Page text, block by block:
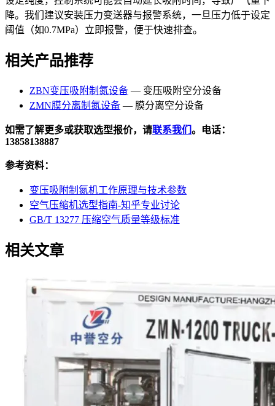
降。我们建议安装压力变送器与报警系统，一旦压力低于设定
阈值（如0.7MPa）立即报警，便于快速排查。
相关产品推荐
ZBN变压吸附制氮设备 — 变压吸附空分设备
ZMN膜分离制氮设备 — 膜分离空分设备
如需了解更多或获取选型报价，请联系我们 。电话：
13858138887
参考资料：
变压吸附制氮机工作原理与技术参数
空气压缩机选型指南-知乎专业讨论
GB/T 13277 压缩空气质量等级标准
相关文章